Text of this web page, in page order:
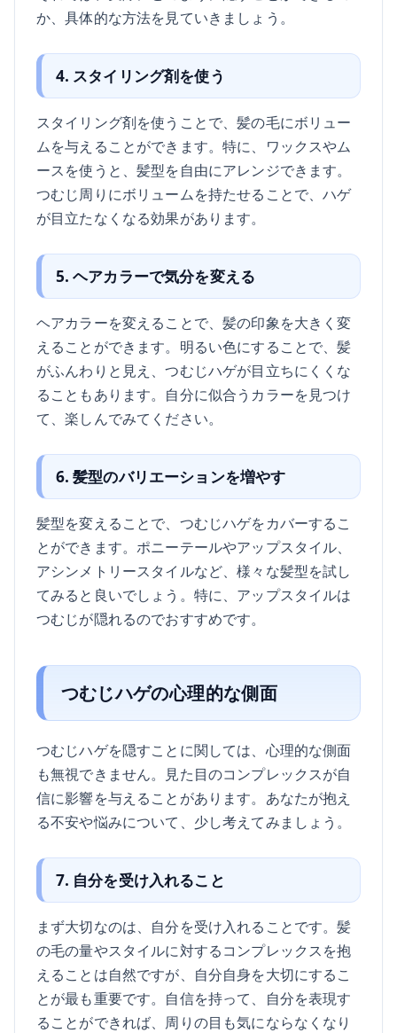
か、具体的な方法を見ていきましょう。
4. スタイリング剤を使う
スタイリング剤を使うことで、髪の毛にボリュー
ムを与えることができます。特に、ワックスやム
ースを使うと、髪型を自由にアレンジできます。
つむじ周りにボリュームを持たせることで、ハゲ
が目立たなくなる効果があります。
5. ヘアカラーで気分を変える
ヘアカラーを変えることで、髪の印象を大きく変
えることができます。明るい色にすることで、髪
がふんわりと見え、つむじハゲが目立ちにくくな
ることもあります。自分に似合うカラーを見つけ
て、楽しんでみてください。
6. 髪型のバリエーションを増やす
髪型を変えることで、つむじハゲをカバーするこ
とができます。ポニーテールやアップスタイル、
アシンメトリースタイルなど、様々な髪型を試し
てみると良いでしょう。特に、アップスタイルは
つむじが隠れるのでおすすめです。
つむじハゲの心理的な側面
つむじハゲを隠すことに関しては、心理的な側面
も無視できません。見た目のコンプレックスが自
信に影響を与えることがあります。あなたが抱え
る不安や悩みについて、少し考えてみましょう。
7. 自分を受け入れること
まず大切なのは、自分を受け入れることです。髪
の毛の量やスタイルに対するコンプレックスを抱
えることは自然ですが、自分自身を大切にするこ
とが最も重要です。自信を持って、自分を表現す
ることができれば、周りの目も気にならなくなり